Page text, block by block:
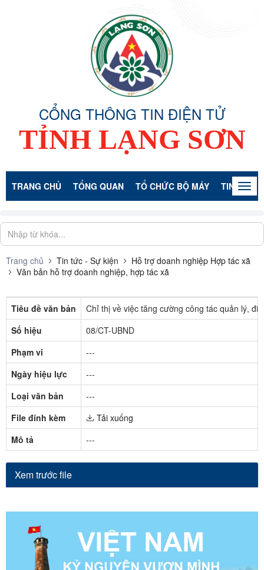
CỔNG THÔNG TIN ĐIỆN TỬ
TỈNH LẠNG SƠN
TRANG CHỦ TỔNG QUAN TỔ CHỨC BỘ MÁY TIN TỨC -
Trang chủ Tin tức - Sự kiện
Hỗ trợ doanh nghiệp Hợp tác xã
Văn bản hỗ trợ doanh nghiệp, hợp tác xã
Tiêu đề văn bản
Chỉ thị về việc tăng cường công tác quản lý,
Số hiệu
08/CT-UBND
Phạm vi
---
Ngày hiệu lực
---
Loại văn bản
---
File đính kèm
Tải xuống
Mô tả
---
Xem trước file